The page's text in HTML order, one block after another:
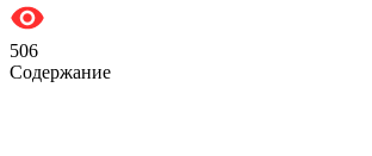
506
Содержание